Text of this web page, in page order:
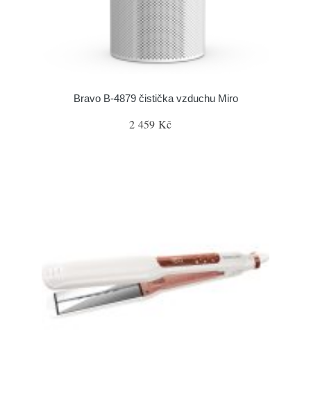
Bravo B-4879 čistička vzduchu Miro
2 459 Kč